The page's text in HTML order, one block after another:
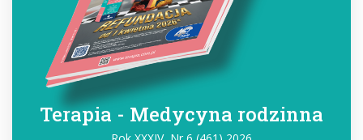
Terapia - Medycyna rodzinna